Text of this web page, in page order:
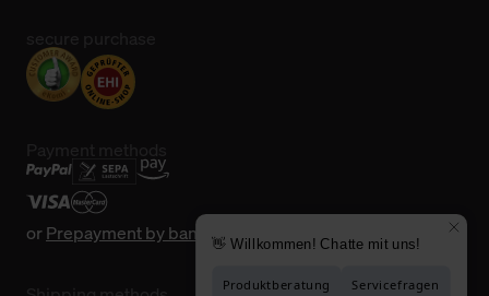
orPrepayment by bank transfer